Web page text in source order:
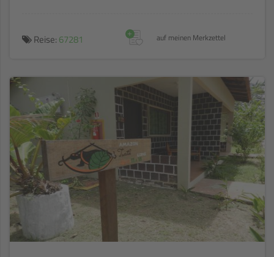
Reise: 67281 auf meinen Merkzettel
+